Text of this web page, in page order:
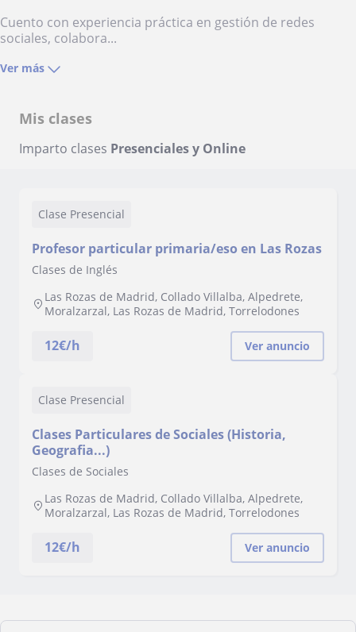
Cuento con experiencia práctica en gestión de redes
sociales, colabora...
Ver más
Mis clases
Imparto clases Presenciales y Online
Clase Presencial
Profesor particular primaria/eso en Las Rozas
Clases de Inglés
Las Rozas de Madrid, Collado Villalba, Alpedrete,
Moralzarzal, Las Rozas de Madrid, Torrelodones
12€/h Ver anuncio
Clase Presencial
Clases Particulares de Sociales (Historia,
Geografia...)
Clases de Sociales
Las Rozas de Madrid, Collado Villalba, Alpedrete,
Moralzarzal, Las Rozas de Madrid, Torrelodones
12€/h Ver anuncio